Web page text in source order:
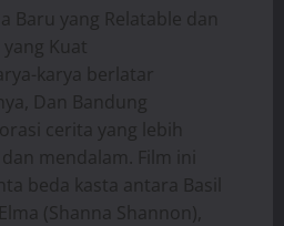
Baru yang Relatable dan
Kuat
karya berlatar
Dan Bandung
cerita yang lebih
mendalam. Film ini
beda kasta antara Basil
(Shanna Shannon),